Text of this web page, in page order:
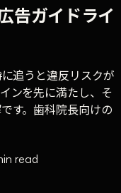
告ガイドライ
追うと違反リスクが
ンを先に満たし、そ
す。歯科院長向けの
read